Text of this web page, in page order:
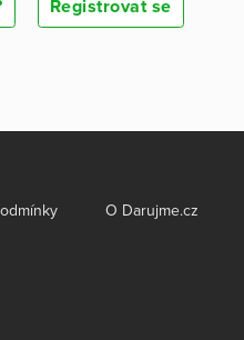
Registrovat se
O Darujme.cz